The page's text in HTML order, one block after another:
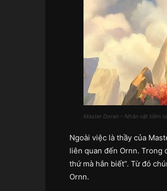
Master Doran – Nhân vật tiềm
Ngoài việc là thầy của
liên quan đến Ornn. Trong
thứ mà hắn biết”. Từ đó
Ornn.